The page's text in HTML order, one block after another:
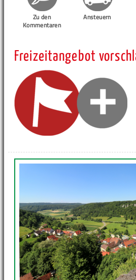
Zu den
Kommentaren
Ansteuern
Freizeitangebot